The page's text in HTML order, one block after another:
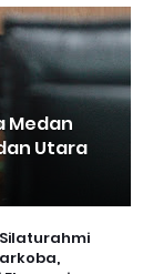
Medan
Utara